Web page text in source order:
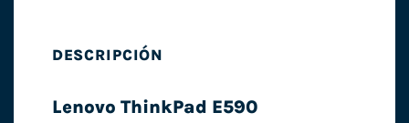
DESCRIPCIÓN
Lenovo ThinkPad E590